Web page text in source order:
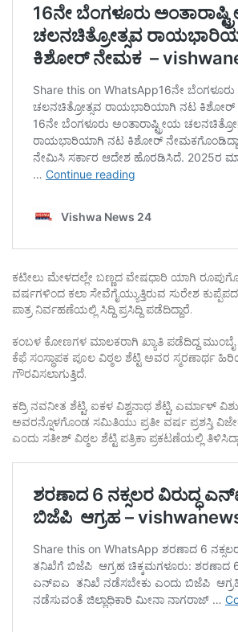
ಕಟೀಲು ಮೇಳದಲ್ಲೇ ಬಣ್ಣದ ವೇಷಧಾರಿ ಯಾಗಿ
ವರ್ಷಗಳಿಂದ ಕಲಾ ಸೇವೆಗೈಯ್ಯುತ್ತಿರುವ ಸುರೇಶ
ಪಾತ್ರ ನಿರ್ವಹಣೆಯಲ್ಲಿ ಸಿದ್ದಿ ಪ್ರಸಿದ್ದಿ ಪಡೆದಿದ್ದಾರೆ.
ಕಂಬಳ ಕೋಣಗಳ ಮಾಲಕರಾಗಿ ಖ್ಯಾತಿ ಪಡೆದಿದ್ದ
ಕೆಫೆ ಸಂಸ್ಥಾಪಕ ಪೂಲ ವಿಠ್ಠಲ ಶೆಟ್ಟಿ ಅವರ ಸ್ಮರಣಾರ್ಥ
ಗೌರವಿಸಲಾಗುತ್ತಿದೆ.
ಕದ್ರಿ ನವನೀತ ಶೆಟ್ಟಿ, ಐಕಳ ವಿಶ್ವನಾಥ ಶೆಟ್ಟಿ, ಎರ್ಮಾಳ್
ಅವರನ್ನೊಳಗೊಂಡ ಸಮಿತಿಯು ಪ್ರತೀ ವರ್ಷ ಪ್ರಶಸ್ತಿ
ಎಂದು ಸತೀಶ್ ವಿಠ್ಠಲ ಶೆಟ್ಟಿ ಪತ್ರಿಕಾ ಪ್ರಕಟಣೆಯಲ್ಲಿ